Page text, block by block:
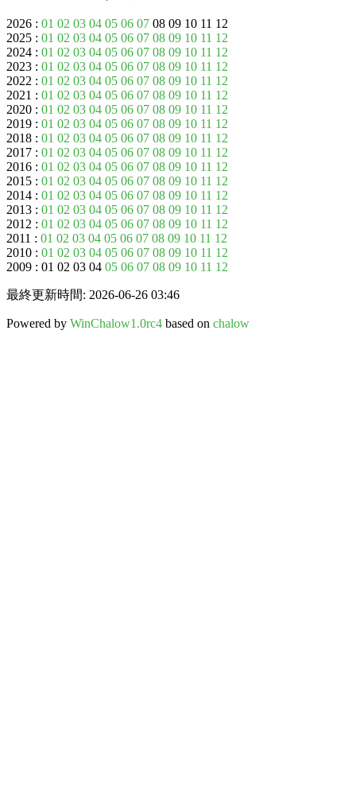
2026 : 01 02 03 04 05 06 07 08 09 10 11 12
2025 : 01 02 03 04 05 06 07 08 09 10 11 12
2024 : 01 02 03 04 05 06 07 08 09 10 11 12
2023 : 01 02 03 04 05 06 07 08 09 10 11 12
2022 : 01 02 03 04 05 06 07 08 09 10 11 12
2021 : 01 02 03 04 05 06 07 08 09 10 11 12
2020 : 01 02 03 04 05 06 07 08 09 10 11 12
2019 : 01 02 03 04 05 06 07 08 09 10 11 12
2018 : 01 02 03 04 05 06 07 08 09 10 11 12
2017 : 01 02 03 04 05 06 07 08 09 10 11 12
2016 : 01 02 03 04 05 06 07 08 09 10 11 12
2015 : 01 02 03 04 05 06 07 08 09 10 11 12
2014 : 01 02 03 04 05 06 07 08 09 10 11 12
2013 : 01 02 03 04 05 06 07 08 09 10 11 12
2012 : 01 02 03 04 05 06 07 08 09 10 11 12
2011 : 01 02 03 04 05 06 07 08 09 10 11 12
2010 : 01 02 03 04 05 06 07 08 09 10 11 12
2009 : 01 02 03 04 05 06 07 08 09 10 11 12
最終更新時間: 2026-06-26 03:46
Powered by WinChalow1.0rc4 based on chalow